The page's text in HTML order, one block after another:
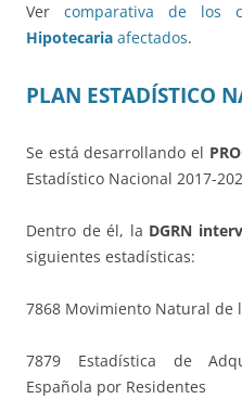
Ver comparativa de los
Hipotecaria afectados.
PLAN ESTADÍSTICO
Se está desarrollando el
Estadístico Nacional 2017-
Dentro de él, la DGRN
siguientes estadísticas:
7868 Movimiento Natural de
7879 Estadística de
Española por Residentes